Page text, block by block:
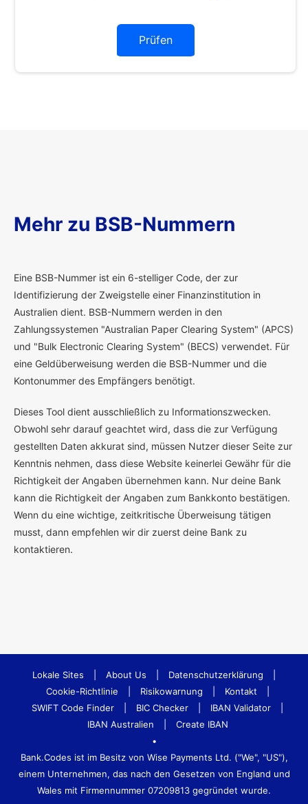
Prüfen
Mehr zu BSB-Nummern
Eine BSB-Nummer ist ein 6-stelliger Code, der zur
Identifizierung der Zweigstelle einer Finanzinstitution in
Australien dient. BSB-Nummern werden in den
Zahlungssystemen "Australian Paper Clearing System" (APCS)
und "Bulk Electronic Clearing System" (BECS) verwendet. Für
eine Geldüberweisung werden die BSB-Nummer und die
Kontonummer des Empfängers benötigt.
Dieses Tool dient ausschließlich zu Informationszwecken.
Obwohl sehr darauf geachtet wird, dass die zur Verfügung
gestellten Daten akkurat sind, müssen Nutzer dieser Seite zur
Kenntnis nehmen, dass diese Website keinerlei Gewähr für die
Richtigkeit der Angaben übernehmen kann. Nur deine Bank
kann die Richtigkeit der Angaben zum Bankkonto bestätigen.
Wenn du eine wichtige, zeitkritische Überweisung tätigen
musst, dann empfehlen wir dir zuerst deine Bank zu
kontaktieren.
Lokale Sites About Us Datenschutzerklärung
Cookie-Richtlinie
Risikowarnung Kontakt
SWIFT Code Finder
BIC Checker IBAN Validator
IBAN Australien
Create IBAN
•
Bank.Codes ist im Besitz von Wise Payments Ltd. ("We", "US"),
einem Unternehmen, das nach den Gesetzen von England und
Wales mit Firmennummer 07209813 gegründet wurde.